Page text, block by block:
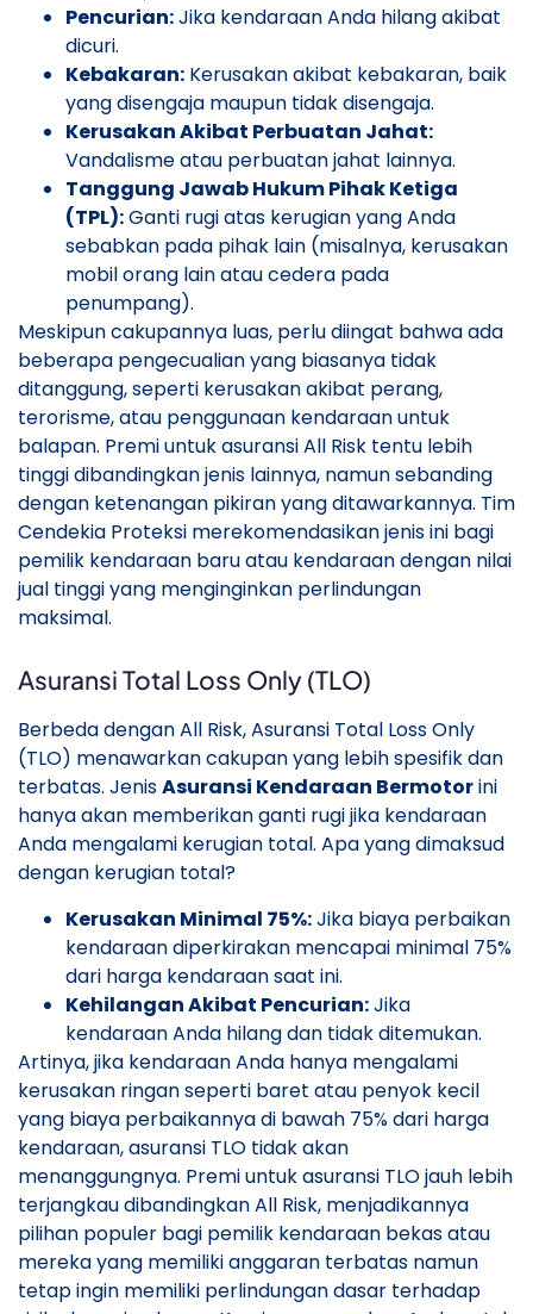
Pencurian:Jika kendaraan Anda hilang akibat
dicuri.
Kebakaran: Kerusakan akibat kebakaran, baik
yang disengaja maupun tidak disengaja.
Kerusakan Akibat Perbuatan Jahat:
Vandalisme atau perbuatan jahat lainnya.
Tanggung Jawab Hukum Pihak Ketiga
(TPL):Ganti rugi atas kerugian yang Anda
sebabkan pada pihak lain (misalnya, kerusakan
mobil orang lain atau cedera pada
penumpang).
Meskipun cakupannya luas, perlu diingat bahwa ada
beberapa pengecualian yang biasanya tidak
ditanggung, seperti kerusakan akibat perang,
terorisme, atau penggunaan kendaraan untuk
balapan. Premi untuk asuransi All Risk tentu lebih
tinggi dibandingkan jenis lainnya, namun sebanding
dengan ketenangan pikiran yang ditawarkannya. Tim
Cendekia Proteksi merekomendasikan jenis ini bagi
pemilik kendaraan baru atau kendaraan dengan nilai
jual tinggi yang menginginkan perlindungan
maksimal.
Asuransi Total Loss Only (TLO)
Berbeda dengan All Risk, Asuransi Total Loss Only
(TLO) menawarkan cakupan yang lebih spesifik dan
terbatas. JenisAsuransi Kendaraan Bermotorini
hanya akan memberikan ganti rugi jika kendaraan
Anda mengalami kerugian total. Apa yang dimaksud
dengan kerugian total?
Kerusakan Minimal 75%:Jika biaya perbaikan
kendaraan diperkirakan mencapai minimal 75%
dari harga kendaraan saat ini.
Kehilangan Akibat Pencurian:Jika
kendaraan Anda hilang dan tidak ditemukan.
Artinya, jika kendaraan Anda hanya mengalami
kerusakan ringan seperti baret atau penyok kecil
yang biaya perbaikannya di bawah 75% dari harga
kendaraan, asuransi TLO tidak akan
menanggungnya. Premi untuk asuransi TLO jauh lebih
terjangkau dibandingkan All Risk, menjadikannya
pilihan populer bagi pemilik kendaraan bekas atau
mereka yang memiliki anggaran terbatas namun
tetap ingin memiliki perlindungan dasar terhadap